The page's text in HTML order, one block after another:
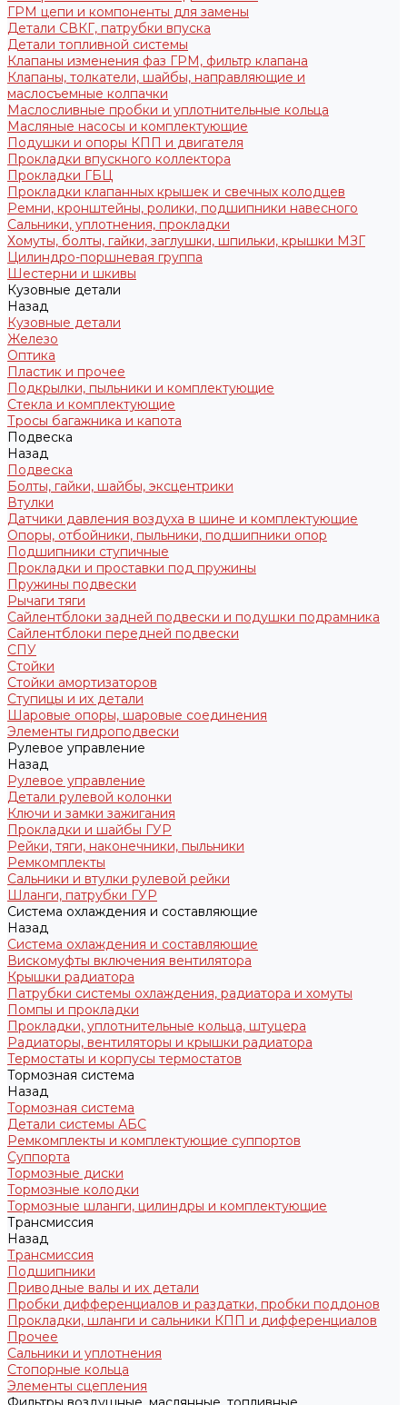
ГРМ цепи и компоненты для замены
Детали СВКГ, патрубки впуска
Детали топливной системы
Клапаны изменения фаз ГРМ, фильтр клапана
Клапаны, толкатели, шайбы, направляющие и
маслосъемные колпачки
Маслосливные пробки и уплотнительные кольца
Масляные насосы и комплектующие
Подушки и опоры КПП и двигателя
Прокладки впускного коллектора
Прокладки ГБЦ
Прокладки клапанных крышек и свечных колодцев
Ремни, кронштейны, ролики, подшипники навесного
Сальники, уплотнения, прокладки
Хомуты, болты, гайки, заглушки, шпильки, крышки МЗГ
Цилиндро-поршневая группа
Шестерни и шкивы
Кузовные детали
Назад
Кузовные детали
Железо
Оптика
Пластик и прочее
Подкрылки, пыльники и комплектующие
Стекла и комплектующие
Тросы багажника и капота
Подвеска
Назад
Подвеска
Болты, гайки, шайбы, эксцентрики
Втулки
Датчики давления воздуха в шине и комплектующие
Опоры, отбойники, пыльники, подшипники опор
Подшипники ступичные
Прокладки и проставки под пружины
Пружины подвески
Рычаги тяги
Сайлентблоки задней подвески и подушки подрамника
Сайлентблоки передней подвески
СПУ
Стойки
Стойки амортизаторов
Ступицы и их детали
Шаровые опоры, шаровые соединения
Элементы гидроподвески
Рулевое управление
Назад
Рулевое управление
Детали рулевой колонки
Ключи и замки зажигания
Прокладки и шайбы ГУР
Рейки, тяги, наконечники, пыльники
Ремкомплекты
Сальники и втулки рулевой рейки
Шланги, патрубки ГУР
Система охлаждения и составляющие
Назад
Система охлаждения и составляющие
Вискомуфты включения вентилятора
Крышки радиатора
Патрубки системы охлаждения, радиатора и хомуты
Помпы и прокладки
Прокладки, уплотнительные кольца, штуцера
Радиаторы, вентиляторы и крышки радиатора
Термостаты и корпусы термостатов
Тормозная система
Назад
Тормозная система
Детали системы АБС
Ремкомплекты и комплектующие суппортов
Суппорта
Тормозные диски
Тормозные колодки
Тормозные шланги, цилиндры и комплектующие
Трансмиссия
Назад
Трансмиссия
Подшипники
Приводные валы и их детали
Пробки дифференциалов и раздатки, пробки поддонов
Прокладки, шланги и сальники КПП и дифференциалов
Прочее
Сальники и уплотнения
Стопорные кольца
Элементы сцепления